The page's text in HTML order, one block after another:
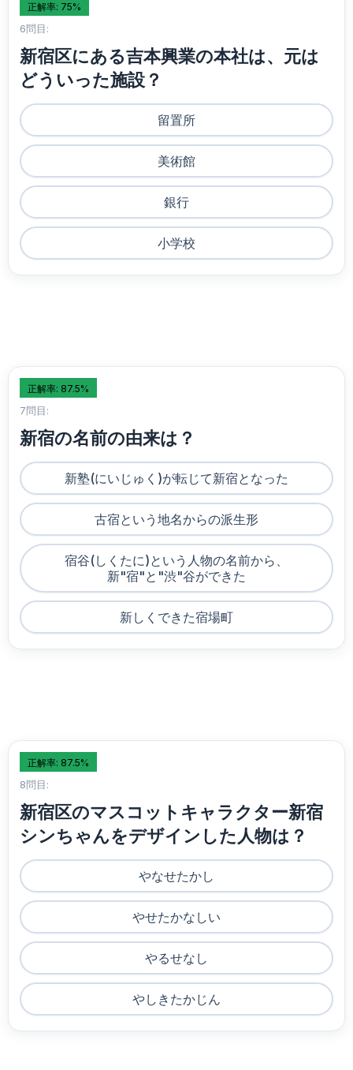
正解率: 75%
6問目:
新宿区にある吉本興業の本社は、元は
どういった施設？
留置所
美術館
銀行
小学校
正解率: 87.5%
7問目:
新宿の名前の由来は？
新塾(にいじゅく)が転じて新宿となった
古宿という地名からの派生形
宿谷(しくたに)という人物の名前から、
新"宿"と"渋"谷ができた
新しくできた宿場町
正解率: 87.5%
8問目:
新宿区のマスコットキャラクター新宿
シンちゃんをデザインした人物は？
やなせたかし
やせたかなしい
やるせなし
やしきたかじん